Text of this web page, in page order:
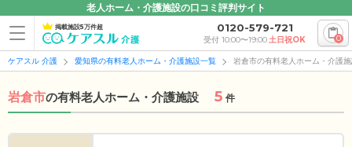
老人ホーム・介護施設の口コミ評判サイト
掲載施設5万件超 0120-579-721
受付 10:00〜19:00土日祝OK 0
ケアスル 介護 愛知県の有料老人ホーム・介護施設一覧 岩倉市の有料老人ホーム・介護
岩倉市の有料老人ホーム・介護施設 5 件